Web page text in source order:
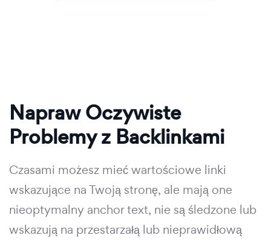
Napraw Oczywiste
Problemy z Backlinkami
Czasami możesz mieć wartościowe linki
wskazujące na Twoją stronę, ale mają one
nieoptymalny anchor text, nie są śledzone lub
wskazują na przestarzałą lub nieprawidłową